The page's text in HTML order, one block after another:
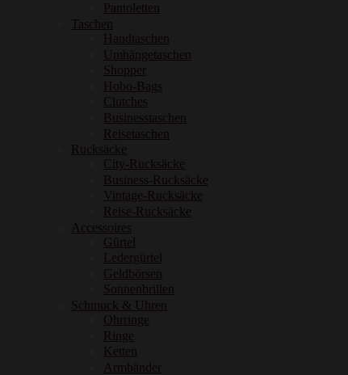
Pantoletten
Taschen
Handtaschen
Umhängetaschen
Shopper
Hobo-Bags
Clutches
Businesstaschen
Reisetaschen
Rucksäcke
City-Rucksäcke
Business-Rucksäcke
Vintage-Rucksäcke
Reise-Rucksäcke
Accessoires
Gürtel
Ledergürtel
Geldbörsen
Sonnenbrillen
Schmuck & Uhren
Ohrringe
Ringe
Ketten
Armbänder